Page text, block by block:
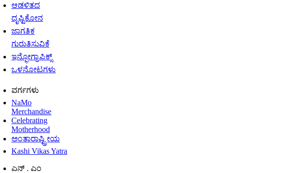
ಆಡಳಿತದ
ದೃಷ್ಟಿಕೋನ
ಜಾಗತಿಕ
ಗುರುತಿಸುವಿಕೆ
ಇನ್ಫೋಗ್ರಾಫಿಕ್ಸ್
ಒಳನೋಟಗಳು
ವರ್ಗಗಳು
NaMo
Merchandise
Celebrating
Motherhood
ಅಂತಾರಾಷ್ಟ್ರೀಯ
Kashi Vikas Yatra
ಎನ್ . ಎಂ